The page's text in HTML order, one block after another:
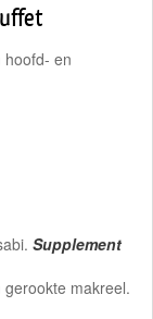
hoofd- en
Supplement
makreel.